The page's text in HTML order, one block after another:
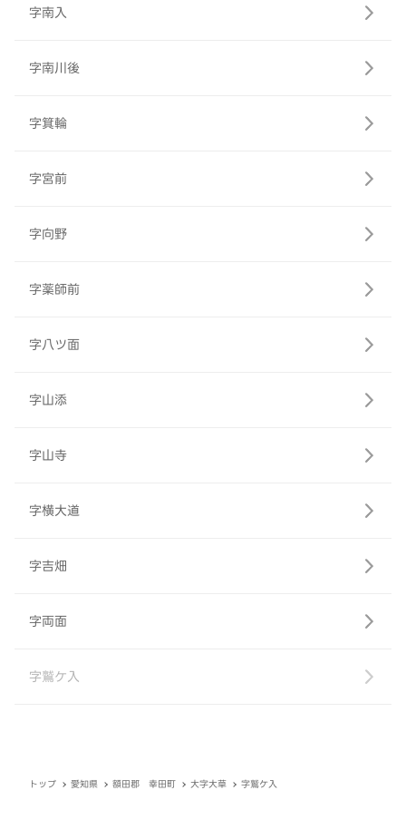
字南入
字南川後
字箕輪
字宮前
字向野
字薬師前
字八ツ面
字山添
字山寺
字横大道
字吉畑
字両面
字鷲ケ入
トップ 愛知県 額田郡 幸田町 大字大草 字鷲ケ入